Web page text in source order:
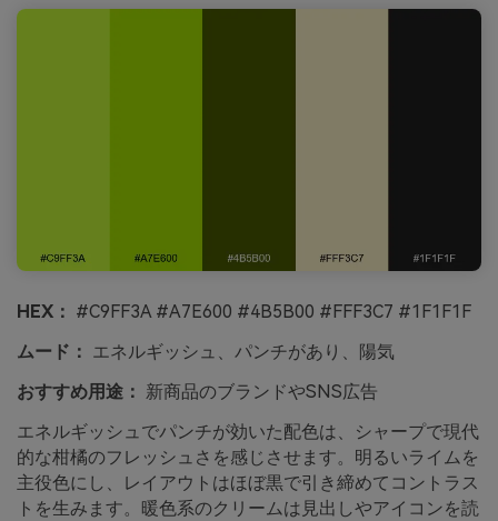
HEX： #C9FF3A #A7E600 #4B5B00 #FFF3C7 #1F1F1F
ムード： エネルギッシュ、パンチがあり、陽気
おすすめ用途： 新商品のブランドやSNS広告
エネルギッシュでパンチが効いた配色は、シャープで現代
的な柑橘のフレッシュさを感じさせます。明るいライムを
主役色にし、レイアウトはほぼ黒で引き締めてコントラス
トを生みます。暖色系のクリームは見出しやアイコンを読